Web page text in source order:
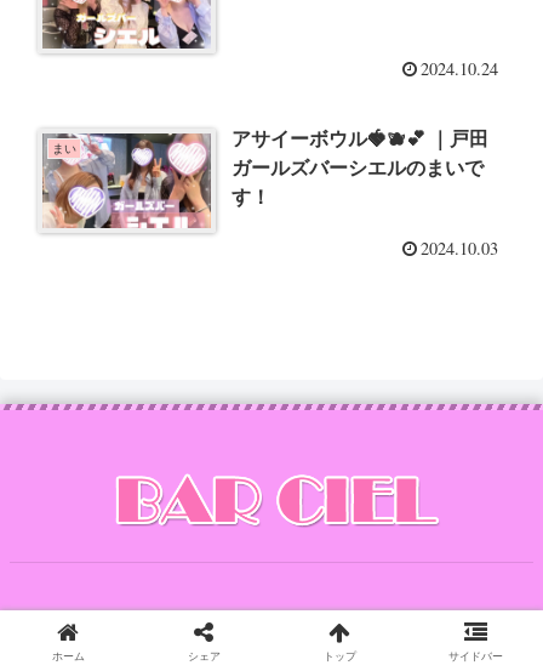
2024.10.24
まい
アサイーボウル🍓🫐💕 ｜戸田
ガールズバーシエルのまいで
す！
2024.10.03
Copyright © 2014 CIEL All Rights Reserved.
ホーム シェア トップ サイドバー